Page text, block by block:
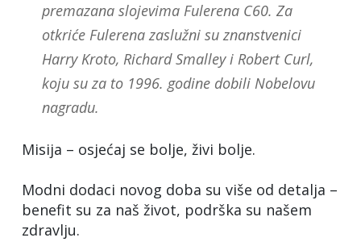
premazana slojevima Fulerena C60. Za
otkriće Fulerena zaslužni su znanstvenici
Harry Kroto, Richard Smalley i Robert Curl,
koju su za to 1996. godine dobili Nobelovu
nagradu.
Misija – osjećaj se bolje, živi bolje.
Modni dodaci novog doba su više od detalja –
benefit su za naš život, podrška su našem
zdravlju.